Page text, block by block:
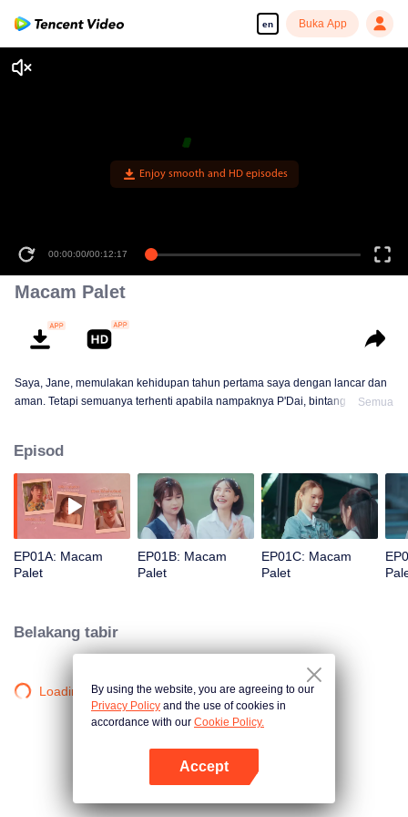
en Buka App
Enjoy smooth and HD episodes
00:00:00/00:12:17
Macam Palet
Saya, Jane, memulakan kehidupan tahun pertama saya dengan lancar dan
aman. Tetapi semuanya terhenti apabila nampaknya P'Dai, bintang universiti
tidak sengaja menjadi bintang Fakulti Seni Halus. P'Dai pula perlu menjaga
bintang tahun ini, jadi kami terpaksa bertemu dengan kerap.
Semua
Episod
EP01A: Macam
Palet
EP01B: Macam
Palet
EP01C: Macam
Palet
Belakang tabir
Loading…By using the website, you are agreeing to our
Privacy Policy and the use of cookies in
accordance with our Cookie Policy.
Accept